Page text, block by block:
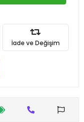
İade ve Değişim